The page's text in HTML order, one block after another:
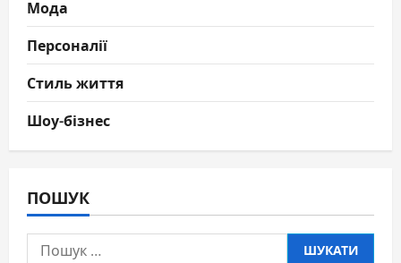
Мода
Персоналії
Стиль життя
Шоу-бізнес
ПОШУК
Пошук: